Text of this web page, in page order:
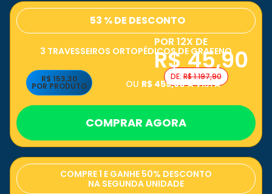
53 % DE DESCONTO
3 TRAVESSEIROS ORTOPÉDICOS DE GRAFENO
DE:R$ 1.197,90
POR 12X DE
R$ 45,90
OU R$ 459,90À VISTA
R$ 153,30
POR PRODUTO
COMPRAR AGORA
COMPRE 1 E GANHE 50% DESCONTO
NA SEGUNDA UNIDADE